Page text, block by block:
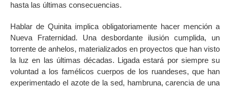
hasta las últimas consecuencias.
Hablar de Quinita implica obligatoriamente hacer mención a
Nueva Fraternidad. Una desbordante ilusión cumplida, un
torrente de anhelos, materializados en proyectos que han visto
la luz en las últimas décadas. Ligada estará por siempre su
voluntad a los famélicos cuerpos de los ruandeses, que han
experimentado el azote de la sed, hambruna, carencia de una